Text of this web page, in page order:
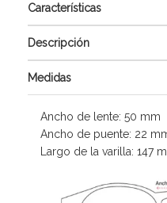
Características
Descripción
Medidas
Ancho de lente: 50 mm
Ancho de puente: 22
Largo de la varilla: 147